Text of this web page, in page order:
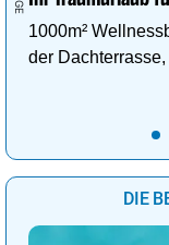
1000m²
der
DIE